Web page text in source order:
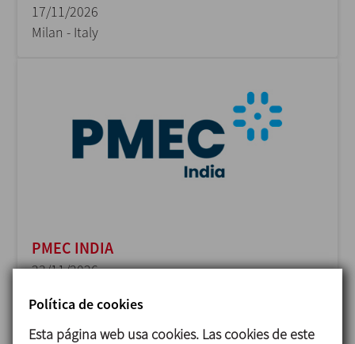
17/11/2026
Milan - Italy
PMEC INDIA
23/11/2026
Política de cookies
Esta página web usa cookies. Las cookies de este